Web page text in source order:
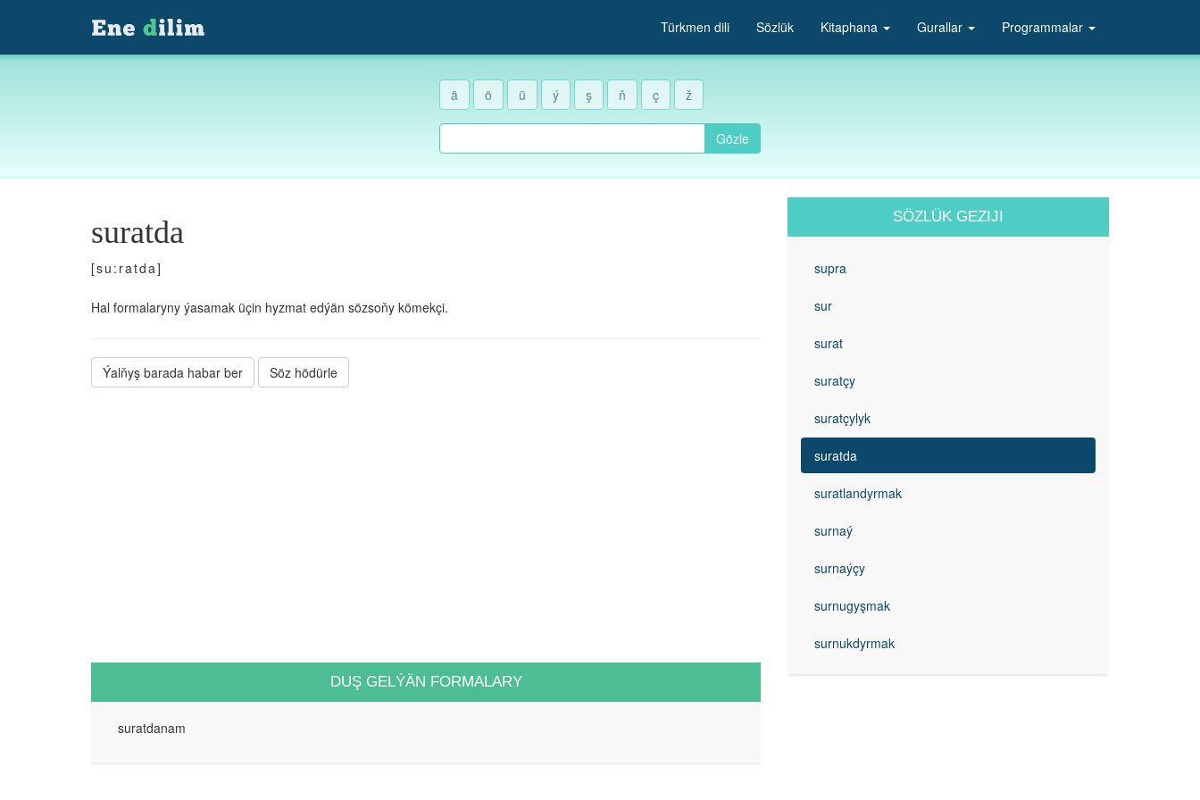
Türkmen dili Sözlük Kitaphana Gurallar Programmalar
ä ö ü ý ş ň ç ž
Gözle
suratda
[su:ratda]
Hal formalaryny ýasamak üçin hyzmat edýän sözsoňy kömekçi.
Ýalňyş barada habar ber Söz hödürle
DUŞ GELÝÄN FORMALARY
suratdanam
SÖZLÜK GEZIJI
supra
sur
surat
suratçy
suratçylyk
suratda
suratlandyrmak
surnaý
surnaýçy
surnugyşmak
surnukdyrmak